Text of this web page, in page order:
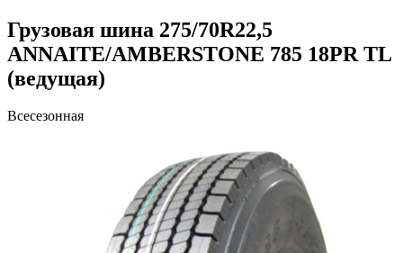
Грузовая шина 275/70R22,5
ANNAITE/AMBERSTONE 785 18PR TL
(ведущая)
Всесезонная